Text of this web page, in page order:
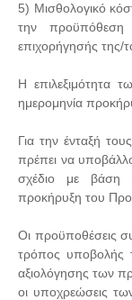
5) Μισθολογικό
την
επιχορήγησής της/
Η επιλεξιμότητα
ημερομηνία
Για την ένταξή
πρέπει να
σχέδιο με βάση
προκήρυξη του
Οι προϋποθέσεις
τρόπος υποβολής
αξιολόγησης των
οι υποχρεώσεις